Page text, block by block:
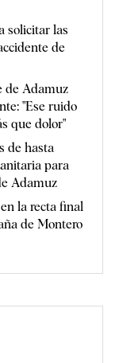
solicitar las
de
de Adamuz
"Ese ruido
que dolor"
de hasta
para
Adamuz
la recta final
de Montero